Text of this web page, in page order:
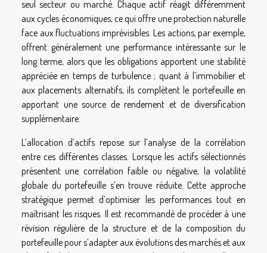
seul secteur ou marché. Chaque actif réagit différemment
aux cycles économiques, ce qui offre une protection naturelle
face aux fluctuations imprévisibles. Les actions, par exemple,
offrent généralement une performance intéressante sur le
long terme, alors que les obligations apportent une stabilité
appréciée en temps de turbulence ; quant à l’immobilier et
aux placements alternatifs, ils complètent le portefeuille en
apportant une source de rendement et de diversification
supplémentaire.
L’allocation d’actifs repose sur l’analyse de la corrélation
entre ces différentes classes. Lorsque les actifs sélectionnés
présentent une corrélation faible ou négative, la volatilité
globale du portefeuille s’en trouve réduite. Cette approche
stratégique permet d’optimiser les performances tout en
maîtrisant les risques. Il est recommandé de procéder à une
révision régulière de la structure et de la composition du
portefeuille pour s’adapter aux évolutions des marchés et aux